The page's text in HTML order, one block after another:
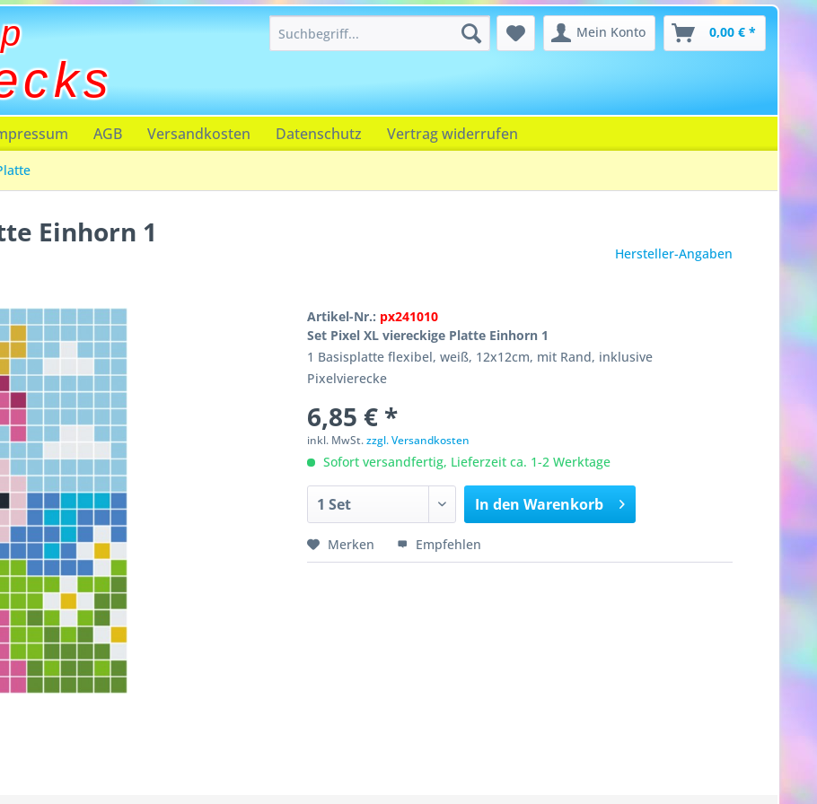
Mein Konto 0,00 € *
AGB Versandkosten Datenschutz Vertrag widerrufen
Einhorn 1
Hersteller-Angaben
Artikel-Nr.: px241010
Set Pixel XL viereckige Platte Einhorn 1
1 Basisplatte flexibel, weiß, 12x12cm, mit Rand, inklusive
Pixelvierecke
6,85 € *
inkl. MwSt.zzgl. Versandkosten
Sofort versandfertig, Lieferzeit ca. 1-2 Werktage
In den Warenkorb
Merken Empfehlen